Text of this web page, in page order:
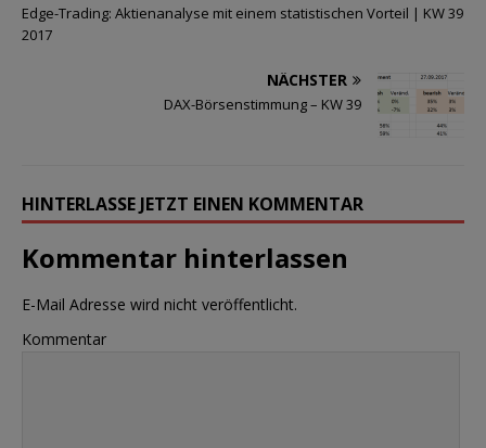
Edge-Trading: Aktienanalyse mit einem statistischen Vorteil | KW 39
2017
NÄCHSTER
DAX-Börsenstimmung – KW 39
HINTERLASSE JETZT EINEN KOMMENTAR
Kommentar hinterlassen
E-Mail Adresse wird nicht veröffentlicht.
Kommentar